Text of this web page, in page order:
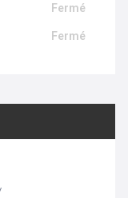
Fermé
Fermé